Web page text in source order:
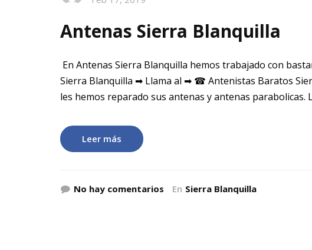
Antenas Sierra Blanquilla
En Antenas Sierra Blanquilla hemos trabajado con
Sierra Blanquilla ➡ Llama al ➡ ☎ Antenistas Baratos
les hemos reparado sus antenas y antenas parabolicas.
Leer más
No hay comentarios En Sierra Blanquilla